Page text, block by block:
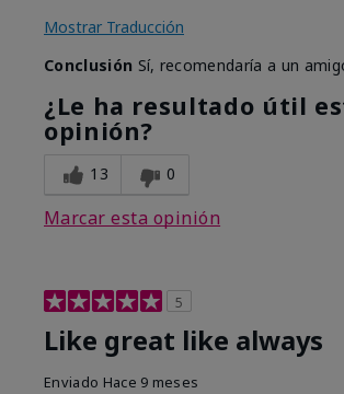
Mostrar Traducción
Conclusión Sí, recomendaría a un
¿Le ha resultado útil
opinión?
13 0
Marcar esta opinión
5
Like great like always
Enviado Hace 9 meses